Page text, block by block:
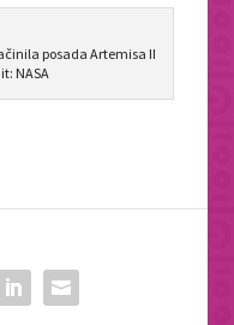
posada Artemisa II
NASA